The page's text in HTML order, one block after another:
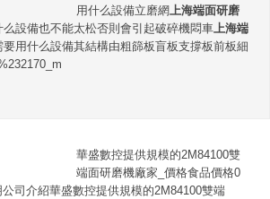
用什么設備立磨網上海端面研磨
設備也不能太松否則會引起破碎機悶車上海端
要用什么設備其結構由粗篩板盲板支撐板前板細
華盛數控提供規模的2M84100雙
端面研磨機廠家_價格食品價格0
司介紹華盛數控提供規模的2M84100雙端